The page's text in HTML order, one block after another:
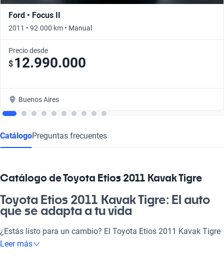
Ford • Focus II
2011 • 92.000 km • Manual
Precio desde
$ 12.990.000
Buenos Aires
CatálogoPreguntas frecuentes
Catálogo de Toyota Etios 2011 Kavak Tigre
Toyota Etios 2011 Kavak Tigre: El auto
que se adapta a tu vida
¿Estás listo para un cambio? El Toyota Etios 2011 Kavak Tigre
es más que un simple vehículo, es la opción ideal para quienes
Leer más